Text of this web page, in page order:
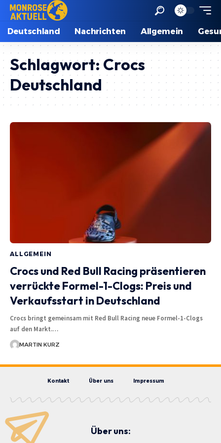
Deutschland Nachrichten Allgemein
Schlagwort:Crocs
Deutschland
ALLGEMEIN
Crocs und Red Bull Racing präsentieren
verrückte Formel-1-Clogs: Preis und
Verkaufsstart in Deutschland
Crocs bringt gemeinsam mit Red Bull Racing neue Formel-1-Clogs
auf den Markt.…
MARTIN KURZ
Kontakt Über uns Impressum
Über uns: